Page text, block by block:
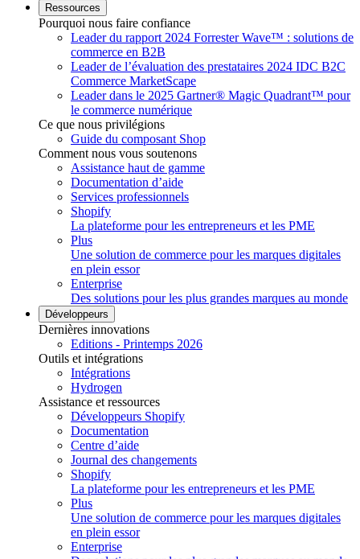
Ressources
Pourquoi nous faire confiance
Leader du rapport 2024 Forrester Wave™ : solutions de
commerce en B2B
Leader de l’évaluation des prestataires 2024 IDC B2C
Commerce MarketScape
Leader dans le 2025 Gartner® Magic Quadrant™ pour
le commerce numérique
Ce que nous privilégions
Guide du composant Shop
Comment nous vous soutenons
Assistance haut de gamme
Documentation d’aide
Services professionnels
Shopify
La plateforme pour les entrepreneurs et les PME
Plus
Une solution de commerce pour les marques digitales
en plein essor
Enterprise
Des solutions pour les plus grandes marques au monde
Développeurs
Dernières innovations
Editions - Printemps 2026
Outils et intégrations
Intégrations
Hydrogen
Assistance et ressources
Développeurs Shopify
Documentation
Centre d’aide
Journal des changements
Shopify
La plateforme pour les entrepreneurs et les PME
Plus
Une solution de commerce pour les marques digitales
en plein essor
Enterprise